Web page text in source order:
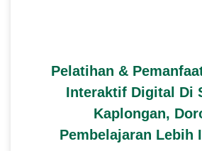
Pelatihan &
Interaktif Digital Di
Kaplongan,
Pembelajaran Lebih